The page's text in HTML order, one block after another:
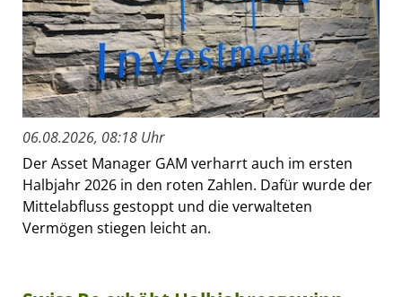
06.08.2026, 08:18 Uhr
Der Asset Manager GAM verharrt auch im ersten
Halbjahr 2026 in den roten Zahlen. Dafür wurde der
Mittelabfluss gestoppt und die verwalteten
Vermögen stiegen leicht an.